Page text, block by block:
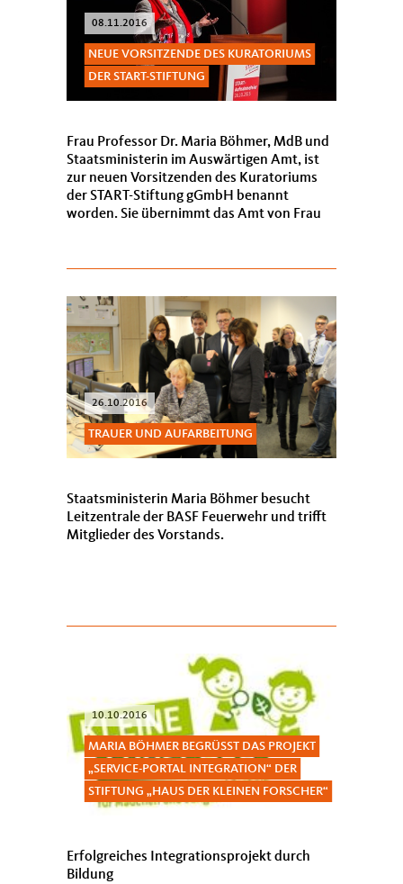
08.11.2016
NEUE VORSITZENDE DES KURATORIUMS
DER START-STIFTUNG
Frau Professor Dr. Maria Böhmer, MdB und
Staatsministerin im Auswärtigen Amt, ist
zur neuen Vorsitzenden des Kuratoriums
der START-Stiftung gGmbH benannt
worden. Sie übernimmt das Amt von Frau
26.10.2016
TRAUER UND AUFARBEITUNG
Staatsministerin Maria Böhmer besucht
Leitzentrale der BASF Feuerwehr und trifft
Mitglieder des Vorstands.
10.10.2016
MARIA BÖHMER BEGRÜSST DAS PROJEKT
SERVICE-PORTAL INTEGRATION“ DER S
TIFTUNG „HAUS DER KLEINEN FORSCHER“
Erfolgreiches Integrationsprojekt durch
Bildung